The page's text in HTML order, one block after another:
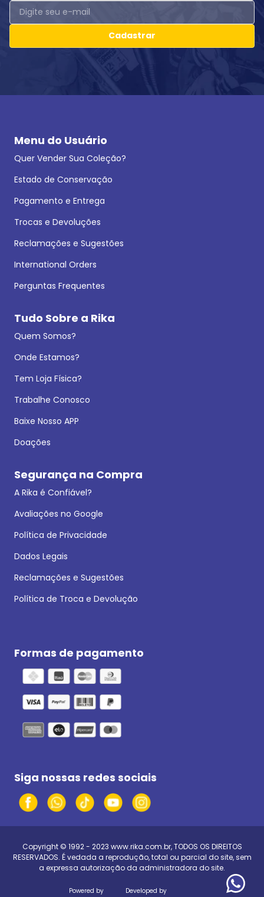
Cadastrar
Menu do Usuário
Quer Vender Sua Coleção?
Estado de Conservação
Pagamento e Entrega
Trocas e Devoluções
Reclamações e Sugestões
International Orders
Perguntas Frequentes
Tudo Sobre a Rika
Quem Somos?
Onde Estamos?
Tem Loja Física?
Trabalhe Conosco
Baixe Nosso APP
Doações
Segurança na Compra
A Rika é Confiável?
Avaliações no Google
Política de Privacidade
Dados Legais
Reclamações e Sugestões
Política de Troca e Devolução
Formas de pagamento
Siga nossas redes sociais
Copyright © 1992 - 2023 www.rika.com.br, TODOS OS DIREITOS
RESERVADOS. É vedada a reprodução, total ou parcial do site, sem
a expressa autorização da administradora do site.
Powered by Developed by